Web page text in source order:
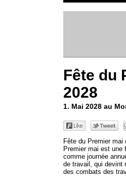
Fête du
2028
1. Mai 2028 au
Fête du Premier
Premier mai est une
comme journée
de travail, qui devint
des combats des